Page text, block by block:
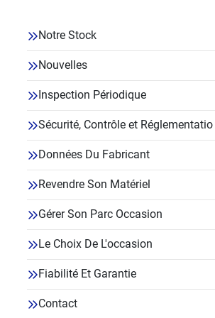
Notre Stock
Nouvelles
Inspection Périodique
Sécurité, Contrôle et Réglementatio
Données Du Fabricant
Revendre Son Matériel
Gérer Son Parc Occasion
Le Choix De L'occasion
Fiabilité Et Garantie
Contact